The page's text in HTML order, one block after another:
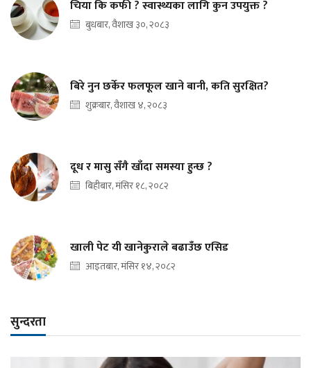
चिया कि कफी ? स्वास्थ्यका लागि कुन उपयुक्त ?
बुधबार, वैशाख ३०, २०८३
बिरे नुन छर्केर फलफूल खाने बानी, कति सुरक्षित?
शुक्रबार, वैशाख ४, २०८३
दूध र मासु सँगै खाँदा समस्या हुन्छ ?
बिहीबार, मंसिर १८, २०८२
खाली पेट यी खानेकुराले बढाउँछ एसिड
आइतबार, मंसिर १४, २०८२
सुन्दरता